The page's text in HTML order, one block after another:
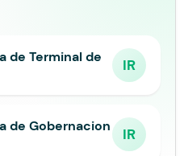
de Terminal de
IR
de Gobernacion
IR